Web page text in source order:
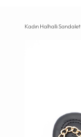
Kadın Halhallı